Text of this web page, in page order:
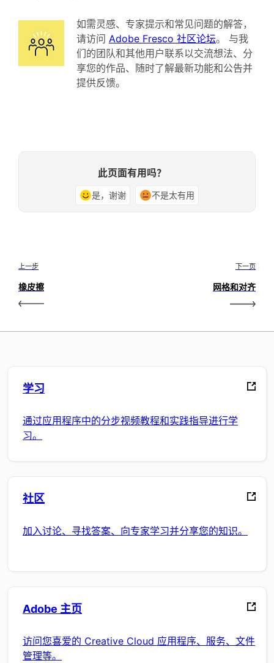
如需灵感、专家提示和常见问题的解答，
请访问 Adobe Fresco 社区论坛。 与我
们的团队和其他用户联系以交流想法、分
享您的作品、随时了解最新功能和公告并
提供反馈。
此页面有用吗？
是，谢谢 不是太有用
上一步
橡皮擦
下一页
网格和对齐
学习
通过应用程序中的分步视频教程和实践指导进行学
习。
社区
加入讨论、寻找答案、向专家学习并分享您的知识。
Adobe 主页
访问您喜爱的 Creative Cloud 应用程序、服务、文件
管理等。